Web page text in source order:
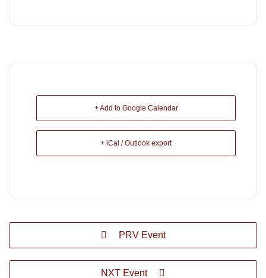
+ Add to Google Calendar
+ iCal / Outlook export
PRV Event
NXT Event